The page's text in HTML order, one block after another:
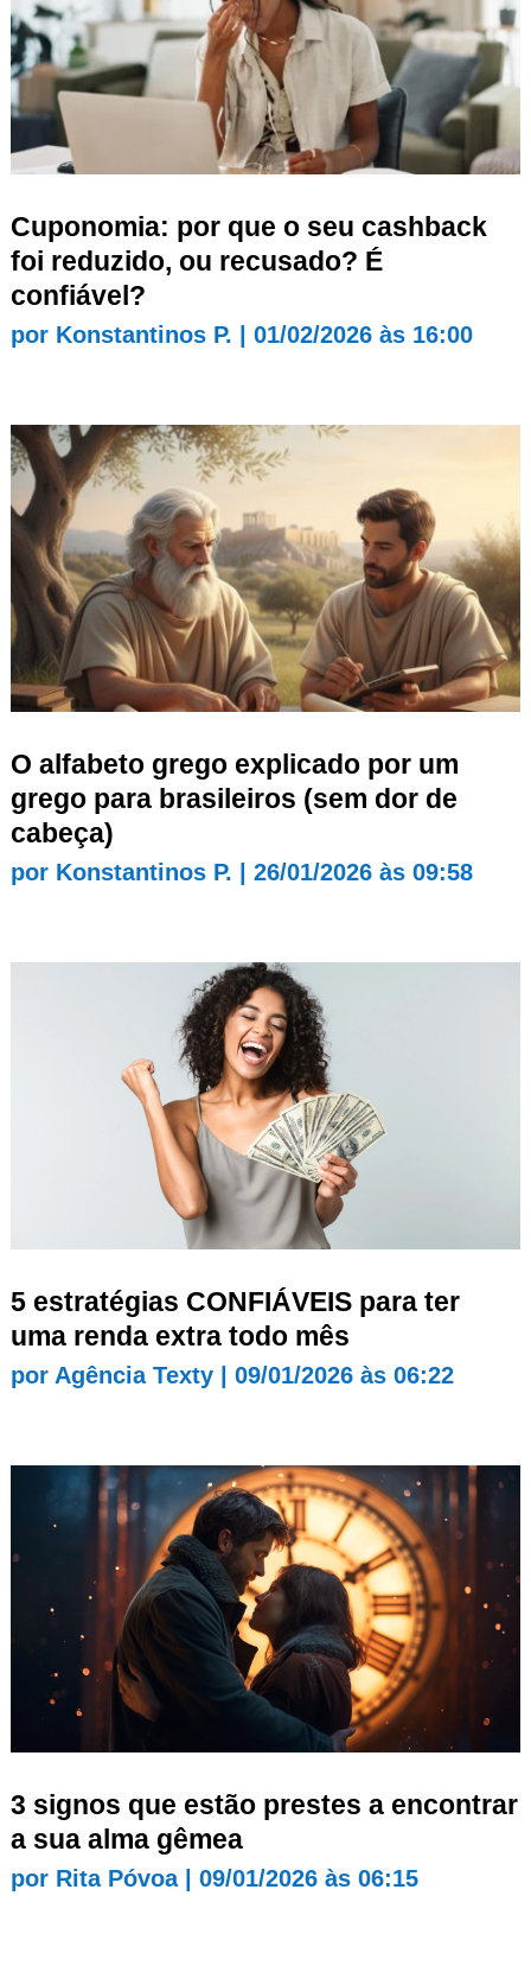
Cuponomia: por que o seu cashback
foi reduzido, ou recusado? É
confiável?
por Konstantinos P. 01/02/2026 às 16:00
O alfabeto grego explicado por um
grego para brasileiros (sem dor de
cabeça)
por Konstantinos P. 26/01/2026 às 09:58
5 estratégias CONFIÁVEIS para ter
uma renda extra todo mês
por Agência Texty| 09/01/2026 às 06:22
3 signos que estão prestes a encontrar
a sua alma gêmea
por Rita Póvoa| 09/01/2026 às 06:15